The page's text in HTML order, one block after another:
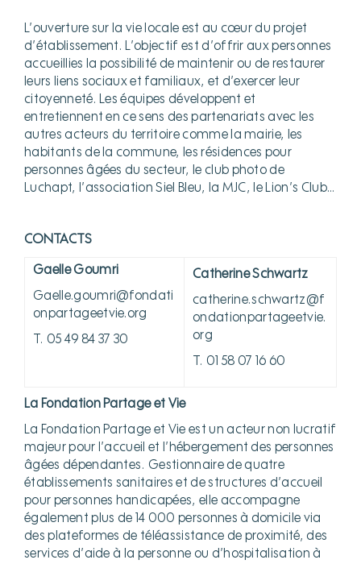
L’ouverture sur la vie locale est au cœur du projet
d’établissement. L’objectif est d’offrir aux personnes
accueillies la possibilité de maintenir ou de restaurer
leurs liens sociaux et familiaux, et d’exercer leur
citoyenneté. Les équipes développent et
entretiennent en ce sens des partenariats avec les
autres acteurs du territoire comme la mairie, les
habitants de la commune, les résidences pour
personnes âgées du secteur, le club photo de
Luchapt, l’association Siel Bleu, la MJC, le Lion’s Club…
CONTACTS
Gaelle Goumri
Gaelle.goumri@fondati
onpartageetvie.org
T. 05 49 84 37 30
Catherine Schwartz
catherine.schwartz@f
ondationpartageetvie.
org
T. 01 58 07 16 60
La Fondation Partage et Vie
La Fondation Partage et Vie est un acteur non lucratif
majeur pour l’accueil et l’hébergement des personnes
âgées dépendantes. Gestionnaire de quatre
établissements sanitaires et de structures d’accueil
pour personnes handicapées, elle accompagne
également plus de 14 000 personnes à domicile via
des plateformes de téléassistance de proximité, des
services d’aide à la personne ou d’hospitalisation à